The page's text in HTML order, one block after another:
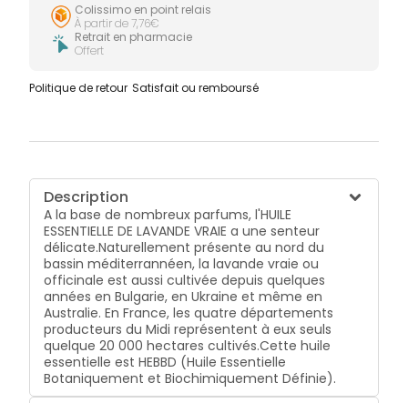
Colissimo en point relais
À partir de 7,76€
Retrait en pharmacie
Offert
Politique de retour Satisfait ou remboursé
Description
A la base de nombreux parfums, l'HUILE
ESSENTIELLE DE LAVANDE VRAIE a une senteur
délicate.Naturellement présente au nord du
bassin méditerrannéen, la lavande vraie ou
officinale est aussi cultivée depuis quelques
années en Bulgarie, en Ukraine et même en
Australie. En France, les quatre départements
producteurs du Midi représentent à eux seuls
quelque 20 000 hectares cultivés.Cette huile
essentielle est HEBBD (Huile Essentielle
Botaniquement et Biochimiquement Définie).